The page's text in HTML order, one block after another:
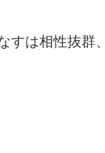
すは相性抜群